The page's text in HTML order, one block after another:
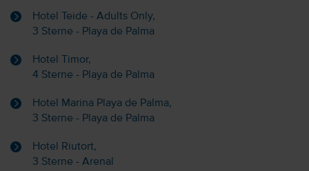
Hotel Teide - Adults Only,
3 Sterne - Playa de Palma
Hotel Timor,
4 Sterne - Playa de Palma
Hotel Marina Playa de Palma,
3 Sterne - Playa de Palma
Hotel Riutort,
3 Sterne - Arenal